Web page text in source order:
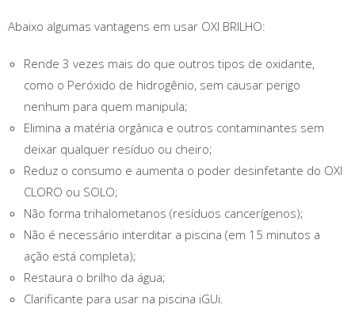
Abaixo algumas vantagens em usar OXI BRILHO:
Rende 3 vezes mais do que outros tipos de oxidante,
como o Peróxido de hidrogênio, sem causar perigo
nenhum para quem manipula;
Elimina a matéria orgânica e outros contaminantes sem
deixar qualquer resíduo ou cheiro;
Reduz o consumo e aumenta o poder desinfetante do OXI
CLORO ou SOLO;
Não forma trihalometanos (resíduos cancerígenos);
Não é necessário interditar a piscina (em 15 minutos a
ação está completa);
Restaura o brilho da água;
Clarificante para usar na piscina iGUi.